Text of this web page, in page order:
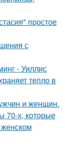
простое
с
- Уиллис
тепло в
и женщин.
70-х, которые